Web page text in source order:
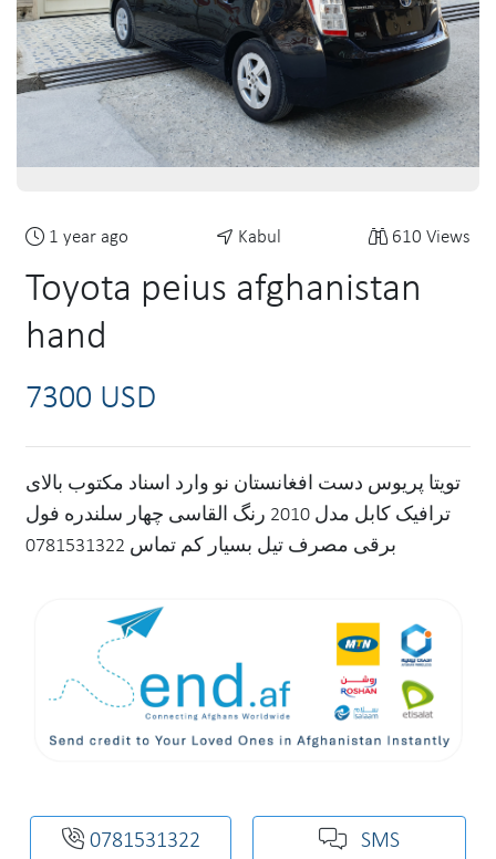
1 year ago Kabul 610 Views
Toyota peius afghanistan
hand
7300 USD
تویتا پریوس دست افغانستان نو وارد اسناد مکتوب بالای
ترافیک کابل مدل 2010 رنگ القاسی چهار سلندره فول
برقی مصرف تیل بسیار کم تماس 0781531322
0781531322 SMS